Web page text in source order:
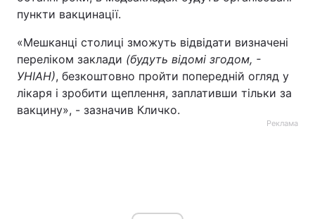
пункти вакцинації.
«Мешканці столиці зможуть відвідати визначені
переліком заклади (будуть відомі згодом, -
УНІАН), безкоштовно пройти попередній огляд у
лікаря і зробити щеплення, заплативши тільки за
вакцину», - зазначив Кличко.
Реклама